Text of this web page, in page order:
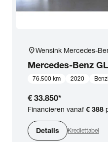
location_onWensink Mercedes-
Mercedes-Benz
76.500 km 2020
€ 33.850*
Financieren vanaf€ 388
Details Krediettabel